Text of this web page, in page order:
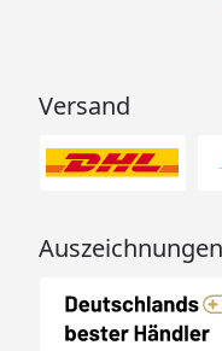
Außenfilter ist die
langlebigen Qualität
bietet er optimale
Aquarium.
Versand
Auszeichnungen